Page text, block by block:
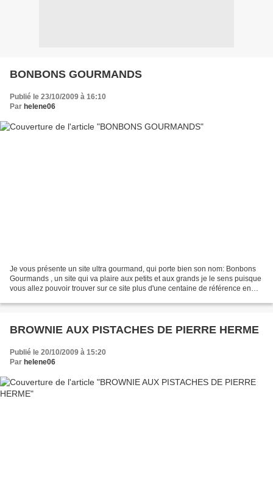
BONBONS GOURMANDS
Publié le 23/10/2009 à 16:10
Par helene06
Je vous présente un site ultra gourmand, qui porte bien son nom: Bonbons
Gourmands , un site qui va plaire aux petits et aux grands je le sens puisque
vous allez pouvoir trouver sur ce site plus d'une centaine de référence en
BROWNIE AUX PISTACHES DE PIERRE HERME
Publié le 20/10/2009 à 15:20
Par helene06